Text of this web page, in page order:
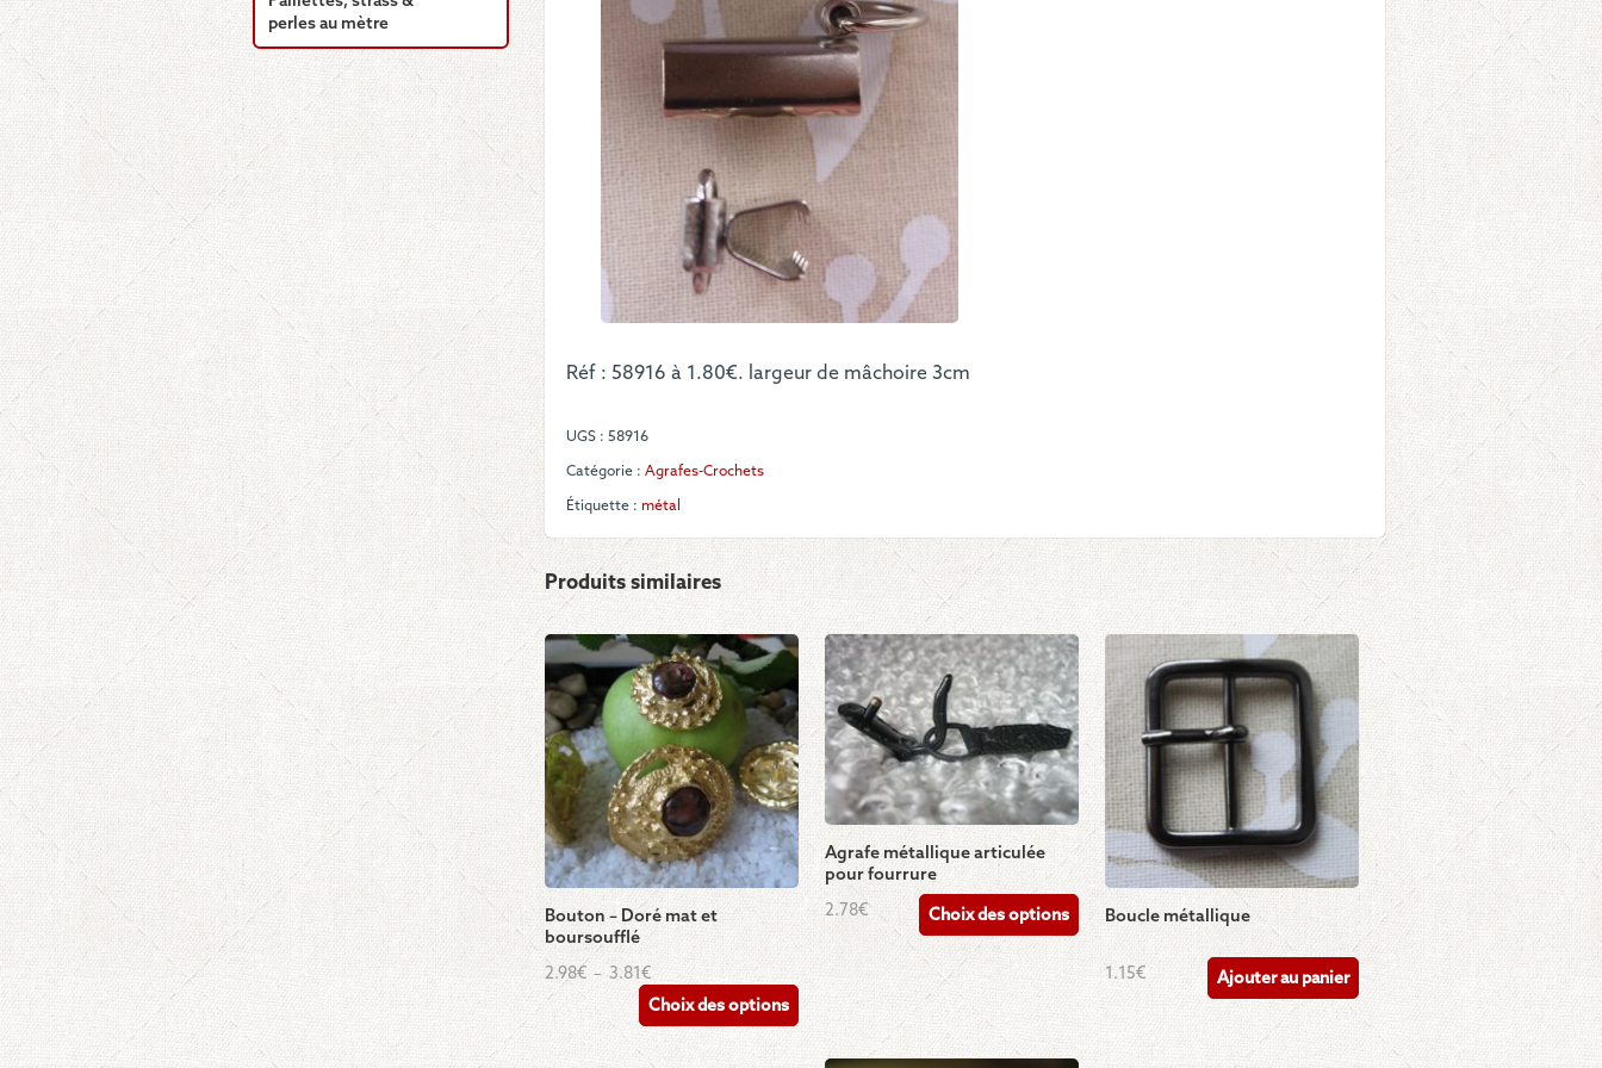
Réf : 58916 à 1.80€. largeur de mâchoire 3cm
UGS : 58916
Catégorie : Agrafes-Crochets
Étiquette : métal
Produits similaires
Bouton – Doré mat et
boursoufflé
2.98€ – 3.81€Plage
de
prix :
2.98€
à
Choix des options
Ce
produit
a
plusieurs
Agrafe métallique articulée
pour fourrure
2.78€ Choix des options
Ce
produit
a
plusieurs
variations.
Les
Boucle métallique
1.15€ Ajouter au panier
perles au mètre